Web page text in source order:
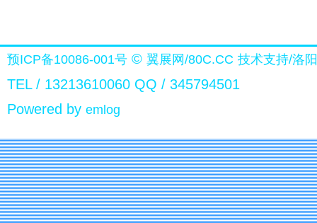
预ICP备10086-001号 © 翼展网/80C.CC 技术支持/洛
TEL / 13213610060 QQ / 345794501
Powered by emlog